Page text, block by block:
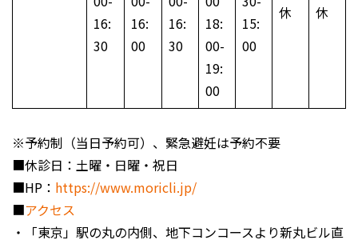
16:
30
16:
00
16:
30
18:
00-
19:
00
15:
00
休 休
※予約制（当日予約可）、緊急避妊は予約不要
■休診日：土曜・日曜・祝日
■HP： https://www.moricli.jp/
■アクセス
・「東京」駅の丸の内側、地下コンコースより新丸ビル直